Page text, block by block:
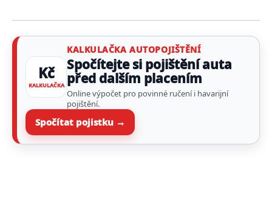
Kč
KALKULAČKA
KALKULAČKA AUTOPOJIŠTĚNÍ
Spočítejte si pojištění auta
před dalším placením
Online výpočet pro povinné ručení i havarijní
pojištění.
Spočítat pojistku →